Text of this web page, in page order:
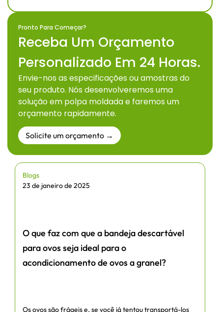
Pronto Para Começar?
Receba Um Orçamento
Personalizado Em 24 Horas.
Envie-nos as especificações ou amostras do
seu produto. Nós desenvolveremos uma
solução em polpa moldada e faremos um
orçamento rapidamente.
Solicite um orçamento →
Blogs
23 de janeiro de 2025
O que faz com que a bandeja descartável
para ovos seja ideal para o
acondicionamento de ovos a granel?
Os ovos são frágeis e, se você já tentou transportá-los